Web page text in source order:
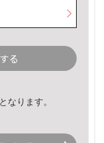
る
なります。